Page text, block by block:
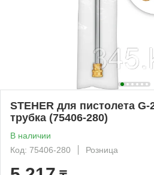
STEHER для пистолета G-
трубка (75406-280)
В наличии
Код: 75406-280
Розница